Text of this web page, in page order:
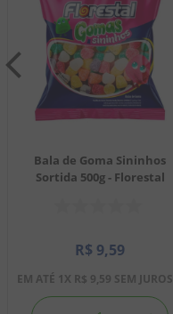
Bala de Goma Sininhos
Sortida 500g - Florestal
R$ 9,59
EM ATÉ 1X R$ 9,59 SEM JUROS